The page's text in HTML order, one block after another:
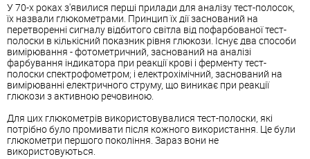
У 70-х роках з'явилися перші прилади для аналізу тест-полосок,
їх назвали глюкометрами. Принцип їх дії заснований на
перетворенні сигналу відбитого світла від пофарбованої тест-
полоски в кількісний показник рівня глюкози. Існує два способи
вимірювання - фотометричний, заснований на аналізі
фарбування індикатора при реакції крові і ферменту тест-
полоски спектрофометром; і електрохімічний, заснований на
вимірюванні електричного струму, що виникає при реакції
глюкози з активною речовиною.
Для цих глюкометрів використовувалися тест-полоски, які
потрібно було промивати після кожного використання. Це були
глюкометри першого покоління. Зараз вони не
використовуються.